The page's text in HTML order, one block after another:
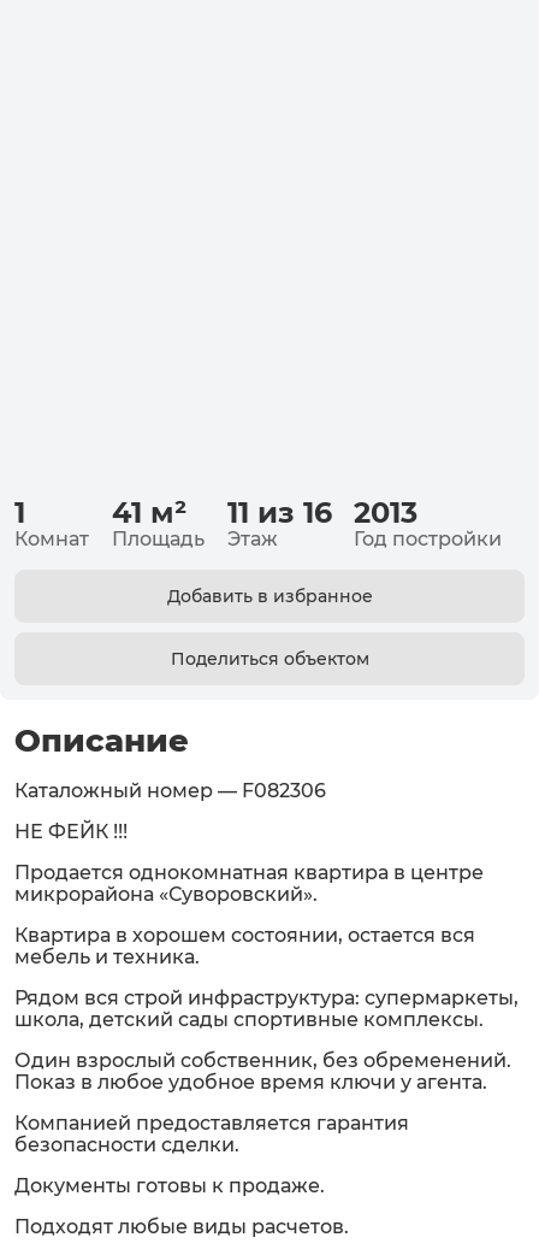
1
Комнат
41 м²
Площадь
11 из 16
Этаж
2013
Год постройки
Добавить в избранное
Поделиться объектом
Описание
Каталожный номер — F082306
НЕ ФЕЙК !!!
Продается однокомнатная квартира в центре
микрорайона «Суворовский».
Квартира в хорошем состоянии, остается вся
мебель и техника.
Рядом вся строй инфраструктура: супермаркеты,
школа, детский сады спортивные комплексы.
Один взрослый собственник, без обременений.
Показ в любое удобное время ключи у агента.
Компанией предоставляется гарантия
безопасности сделки.
Документы готовы к продаже.
Подходят любые виды расчетов.